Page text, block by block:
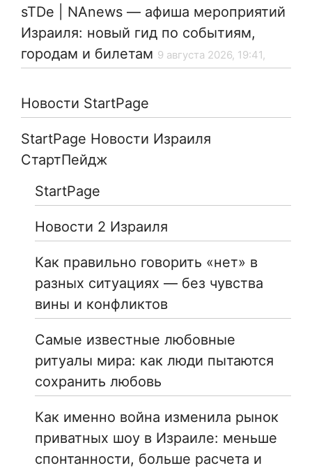
sTDe | NAnews — афиша мероприятий
Израиля: новый гид по событиям,
городам и билетам 9 августа 2026, 19:41,
Новости StartPage
StartPage Новости Израиля
СтартПейдж
StartPage
Новости 2 Израиля
Как правильно говорить «нет» в
разных ситуациях — без чувства
вины и конфликтов
Самые известные любовные
ритуалы мира: как люди пытаются
сохранить любовь
Как именно война изменила рынок
приватных шоу в Израиле: меньше
спонтанности, больше расчета и